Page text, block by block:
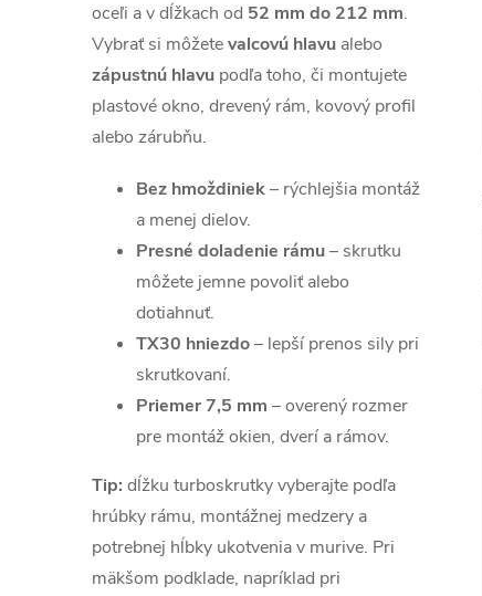
oceľi a v dĺžkach od 52 mm do 212 mm.
Vybrať si môžetevalcovú hlavu alebo
zápustnú hlavu podľa toho, či montujete
plastové okno, drevený rám, kovový profil
alebo zárubňu.
Bez hmoždiniek– rýchlejšia montáž
a menej dielov.
Presné doladenie rámu– skrutku
môžete jemne povoliť alebo
dotiahnuť.
TX30 hniezdo– lepší prenos sily pri
skrutkovaní.
Priemer 7,5 mm – overený rozmer
pre montáž okien, dverí a rámov.
Tip: dĺžku turboskrutky vyberajte podľa
hrúbky rámu, montážnej medzery a
potrebnej hĺbky ukotvenia v murive. Pri
mäkšom podklade, napríklad pri